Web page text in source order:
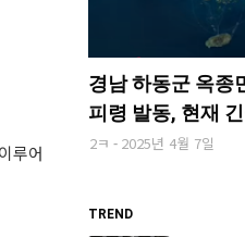
루어
경남 하동군 옥종
피령 발동, 현재
2ㅋ 2025년 4월 7일
TREND